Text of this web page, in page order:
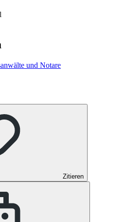
und Notare
Zitieren